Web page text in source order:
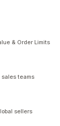
& Order Limits
sales teams
sellers